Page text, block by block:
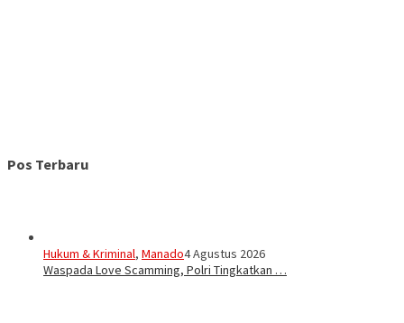
Pos Terbaru
Hukum & Kriminal, Manado4 Agustus 2026
Waspada Love Scamming, Polri Tingkatkan …